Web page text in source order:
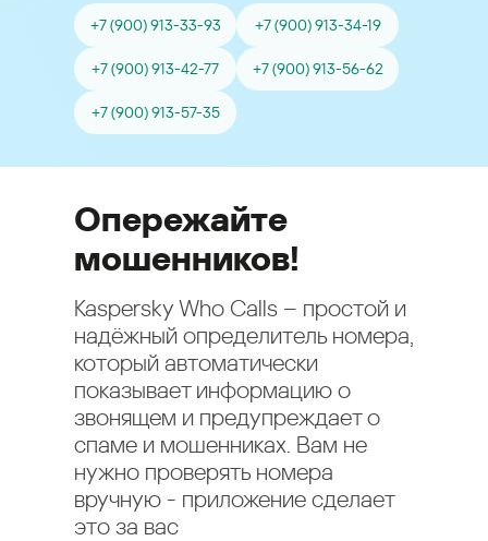
+7 (900) 913-33-93 +7 (900) 913-34-19
+7 (900) 913-42-77 +7 (900) 913-56-62
+7 (900) 913-57-35
Опережайте
мошенников!
Kaspersky Who Calls – простой и
надёжный определитель номера,
который автоматически
показывает информацию о
звонящем и предупреждает о
спаме и мошенниках. Вам не
нужно проверять номера
вручную - приложение сделает
это за вас